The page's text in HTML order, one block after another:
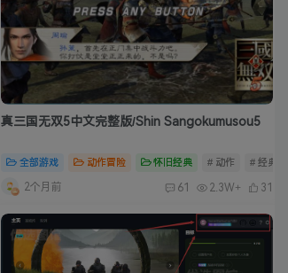
真三国无双5中文完整版/Shin Sangokumusou5
全部游戏 动作冒险 怀旧经典 # 动作 # 经典
2个月前 61 2.3W+ 31